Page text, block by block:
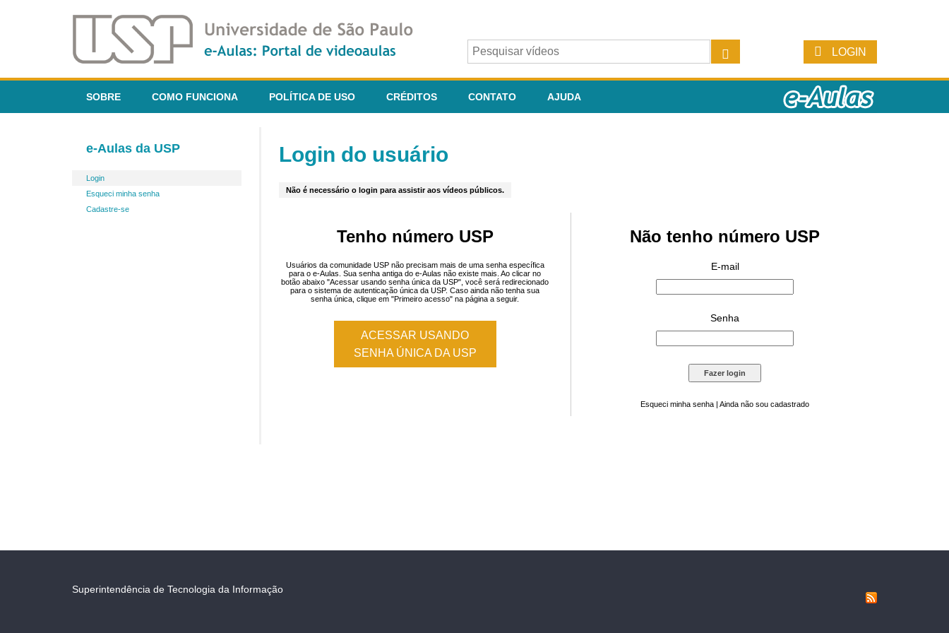
LOGIN
SOBRE COMO FUNCIONA POLÍTICA DE USO CRÉDITOS CONTATO AJUDA
e-Aulas da USP
Login
Esqueci minha senha
Cadastre-se
Login do usuário
Não é necessário o login para assistir aos vídeos públicos.
Tenho número USP
Usuários da comunidade USP não precisam mais de uma senha específica
para o e-Aulas. Sua senha antiga do e-Aulas não existe mais. Ao clicar no
botão abaixo "Acessar usando senha única da USP", você será redirecionado
para o sistema de autenticação única da USP. Caso ainda não tenha sua
senha única, clique em "Primeiro acesso" na página a seguir.
ACESSAR USANDO
SENHA ÚNICA DA USP
Não tenho número USP
E-mail
Senha
Esqueci minha senha | Ainda não sou cadastrado
Superintendência de Tecnologia da Informação